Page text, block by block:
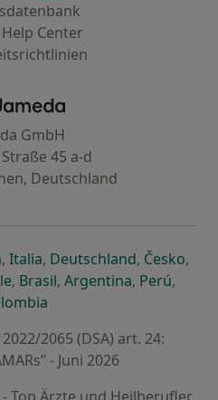
Center
Jameda - Startseite
GmbH
45 a-d
Deutschland
Registerkarte
neuen Registerkarte
öffnet in einer neuen
, Italiaöffnet in einer neuen
, Deutschlandöffnet in
, Česko,
neuen Registerkarte
in einer neuen Registerkarte
öffnet in einer neuen
, Brasilöffnet in einer neuen
, Argentinaöffnet in
, Perúöffnet
,
2065 (DSA) art. 24:
- Juni 2026